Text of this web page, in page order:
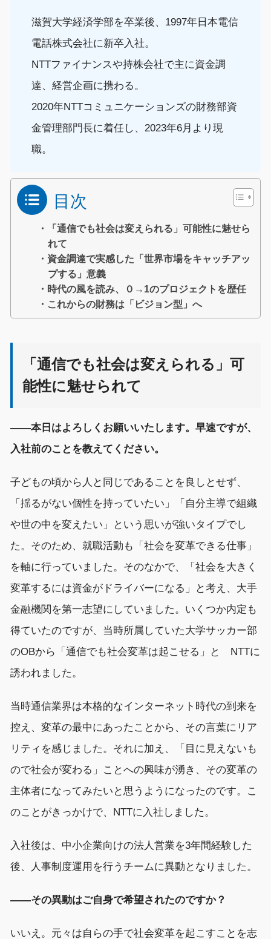
滋賀大学経済学部を卒業後、1997年日本電信
電話株式会社に新卒入社。
NTTファイナンスや持株会社で主に資金調
達、経営企画に携わる。
2020年NTTコミュニケーションズの財務部資
金管理部門長に着任し、2023年6月より現
職。
目次
・「通信でも社会は変えられる」可能性に魅せら
れて
・資金調達で実感した「世界市場をキャッチアッ
プする」意義
・時代の風を読み、０→1のプロジェクトを歴任
・これからの財務は「ビジョン型」へ
「通信でも社会は変えられる」可
能性に魅せられて
――本日はよろしくお願いいたします。早速ですが、
入社前のことを教えてください。
子どもの頃から人と同じであることを良しとせず、
「揺るがない個性を持っていたい」「自分主導で組織
や世の中を変えたい」という思いが強いタイプでし
た。そのため、就職活動も「社会を変革できる仕事」
を軸に行っていました。そのなかで、「社会を大きく
変革するには資金がドライバーになる」と考え、大手
金融機関を第一志望にしていました。いくつか内定も
得ていたのですが、当時所属していた大学サッカー部
のOBから「通信でも社会変革は起こせる」と NTTに
誘われました。
当時通信業界は本格的なインターネット時代の到来を
控え、変革の最中にあったことから、その言葉にリア
リティを感じました。それに加え、「目に見えないも
ので社会が変わる」ことへの興味が湧き、その変革の
主体者になってみたいと思うようになったのです。こ
のことがきっかけで、NTTに入社しました。
入社後は、中小企業向けの法人営業を3年間経験した
後、人事制度運用を行うチームに異動となりました。
――その異動はご自身で希望されたのですか？
いいえ。元々は自らの手で社会変革を起こすことを志